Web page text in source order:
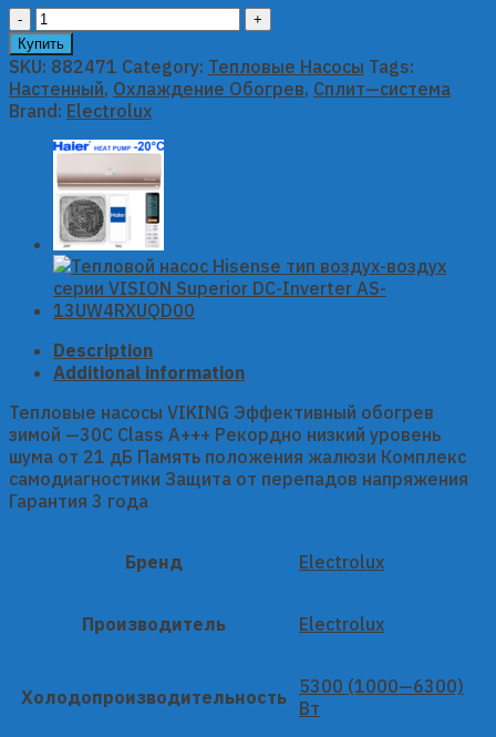
Кондиционер
Electrolux
настенный
сплит-
система
серии
Viking
Inverter
EACS/I-
HVI/N3
quantity
Купить
SKU: 882471 Category: Тепловые Насосы Tags:
Настенный, Охлаждение Обогрев, Сплит—система
Brand: Electrolux
Description
Additional information
Тепловые насосы VIKING Эффективный обогрев
зимой —30С Class A+++ Рекордно низкий уровень
шума от 21 дБ Память положения жалюзи Комплекс
самодиагностики Защита от перепадов напряжения
Гарантия 3 года
Бренд Electrolux
Производитель Electrolux
Холодопроизводительность
5300 (1000—6300)
Вт